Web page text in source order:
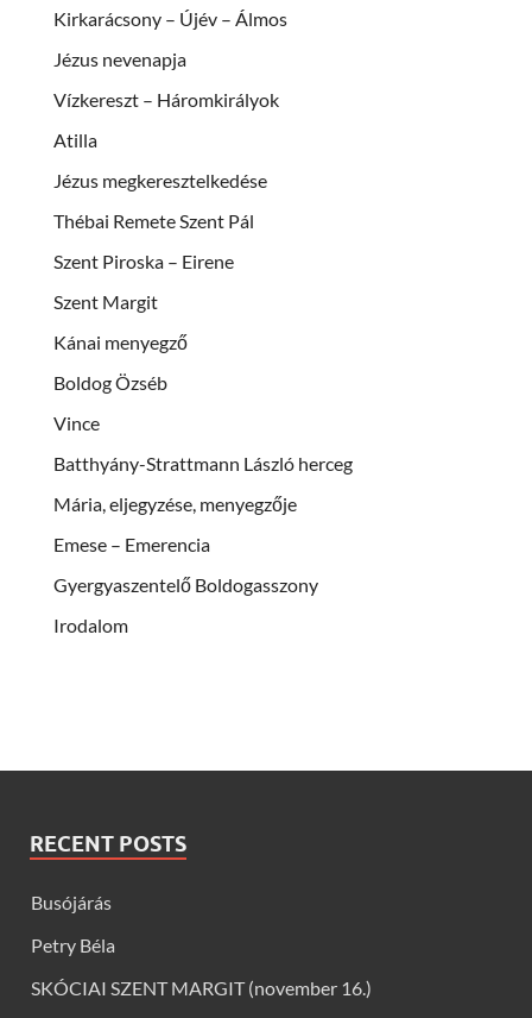
Kirkarácsony – Újév – Álmos
Jézus nevenapja
Vízkereszt – Háromkirályok
Atilla
Jézus megkeresztelkedése
Thébai Remete Szent Pál
Szent Piroska – Eirene
Szent Margit
Kánai menyegző
Boldog Özséb
Vince
Batthyány-Strattmann László herceg
Mária, eljegyzése, menyegzője
Emese – Emerencia
Gyergyaszentelő Boldogasszony
Irodalom
RECENT POSTS
Busójárás
Petry Béla
SKÓCIAI SZENT MARGIT (november 16.)